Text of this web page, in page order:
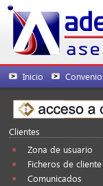
Inicio
Clientes
Zona de usuario
Ficheros de cliente
Comunicados